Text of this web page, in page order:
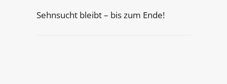
Sehnsucht bleibt – biszum Ende!